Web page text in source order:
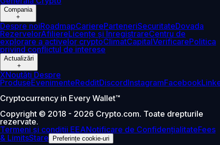
Compania
+
Despre noiRoadmapCariereParteneriSecuritateDovada
RezervelorAfiliereLicențe și ÎnregistrareCentru de
explorare a activelor cryptoClimatCapitalVerificarePolitica
privind conflictul de interese
Actualizări
+
XNoutăți Despre
ProduseEvenimenteRedditDiscordInstagramFacebook
Cryptocurrency in Every Wallet™
Copyright © 2018 - 2026 Crypto.com. Toate drepturile
rezervate.
Termeni și condiții EEANotificare de ConfidențialitateFees
& LimitsStare Preferințe cookie-uri